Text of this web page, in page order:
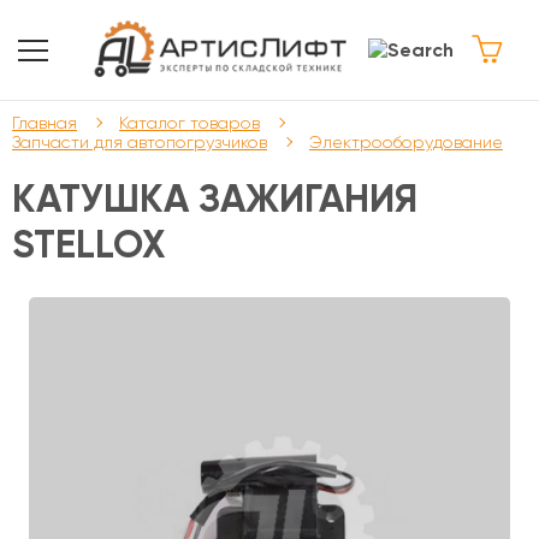
Главная
Каталог товаров
Запчасти для автопогрузчиков
Электрооборудование
КАТУШКА ЗАЖИГАНИЯ
STELLOX